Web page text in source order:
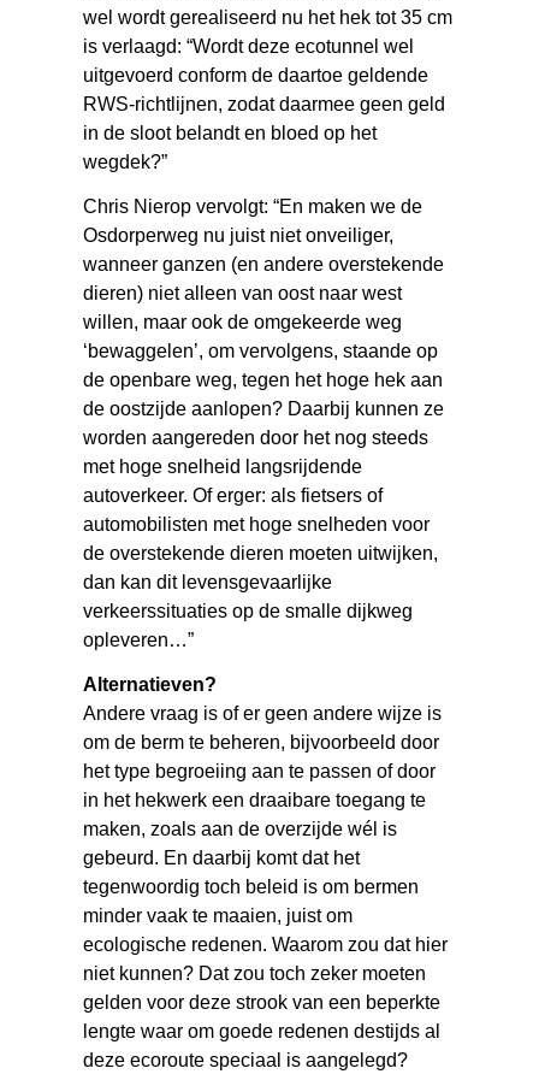
wel wordt gerealiseerd nu het hek tot 35 cm
is verlaagd: “Wordt deze ecotunnel wel
uitgevoerd conform de daartoe geldende
RWS-richtlijnen, zodat daarmee geen geld
in de sloot belandt en bloed op het
wegdek?”
Chris Nierop vervolgt: “En maken we de
Osdorperweg nu juist niet onveiliger,
wanneer ganzen (en andere overstekende
dieren) niet alleen van oost naar west
willen, maar ook de omgekeerde weg
‘bewaggelen’, om vervolgens, staande op
de openbare weg, tegen het hoge hek aan
de oostzijde aanlopen? Daarbij kunnen ze
worden aangereden door het nog steeds
met hoge snelheid langsrijdende
autoverkeer. Of erger: als fietsers of
automobilisten met hoge snelheden voor
de overstekende dieren moeten uitwijken,
dan kan dit levensgevaarlijke
verkeerssituaties op de smalle dijkweg
opleveren…”
Alternatieven?
Andere vraag is of er geen andere wijze is
om de berm te beheren, bijvoorbeeld door
het type begroeiing aan te passen of door
in het hekwerk een draaibare toegang te
maken, zoals aan de overzijde wél is
gebeurd. En daarbij komt dat het
tegenwoordig toch beleid is om bermen
minder vaak te maaien, juist om
ecologische redenen. Waarom zou dat hier
niet kunnen? Dat zou toch zeker moeten
gelden voor deze strook van een beperkte
lengte waar om goede redenen destijds al
deze ecoroute speciaal is aangelegd?